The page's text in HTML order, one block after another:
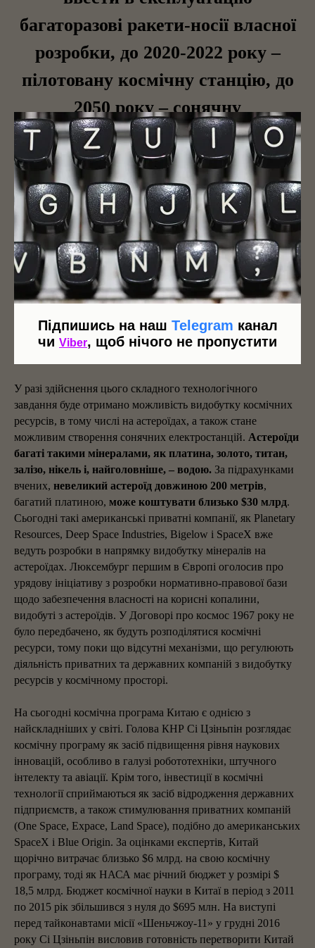
багаторазові ракети-носії власної
розробки, до 2020-2022 року –
пілотовану космічну станцію, до
2050 року – сонячну
електростанцію. Згідно з планами
до 2040 року Китай має зробити
великий прорив у створенні
«космічних човників з ядерним
двигуном».
У разі здійснення цього складного технологічного
завдання буде отримано можливість видобутку космічних
ресурсів, в тому числі на астероїдах, а також стане
можливим створення сонячних електростанцій. Астероїди
багаті такими мінералами, як платина, золото, титан,
залізо, нікель і, найголовніше, – водою. За підрахунками
вчених, невеликий астероїд довжиною 200 метрів,
багатий платиною, може коштувати близько $30 млрд.
Сьогодні такі американські приватні компанії, як Planetary
Resources, Deep Space Industries, Bigelow і SpaceX вже
ведуть розробки в напрямку видобутку мінералів на
астероїдах. Люксембург першим в Європі оголосив про
урядову ініціативу з розробки нормативно-правової бази
щодо забезпечення власності на корисні копалини,
видобуті з астероїдів. У Договорі про космос 1967 року не
було передбачено, як будуть розподілятися космічні
ресурси, тому поки що відсутні механізми, що регулюють
діяльність приватних та державних компаній з видобутку
ресурсів у космічному просторі.
На сьогодні космічна програма Китаю є однією з
найскладніших у світі. Голова КНР Сі Цзіньпін розглядає
космічну програму як засіб підвищення рівня наукових
інновацій, особливо в галузі робототехніки, штучного
інтелекту та авіації. Крім того, інвестиції в космічні
технології сприймаються як засіб відродження державних
підприємств, а також стимулювання приватних компаній
(One Space, Expace, Land Space), подібно до американських
SpaceX і Blue Origin. За оцінками експертів, Китай
щорічно витрачає близько $6 млрд. на свою космічну
програму, тоді як НАСА має річний бюджет у розмірі $
18,5 млрд. Бюджет космічної науки в Китаї в період з 2011
по 2015 рік збільшився з нуля до $695 млн. На виступі
перед тайконавтами місії «Шеньчжоу-11» у грудні 2016
року Сі Цзіньпін висловив готовність перетворити Китай
Підпишись на наш Telegram канал
чи Viber, щоб нічого не пропустити